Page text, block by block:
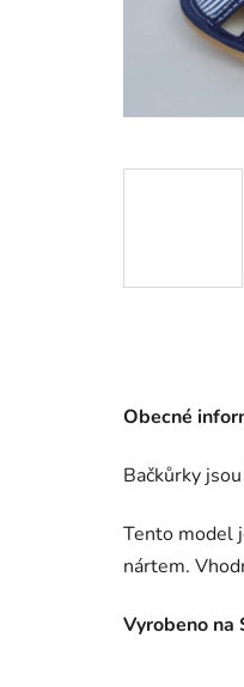
Obecné
Bačkůrky
Tento model
nártem.
Vyrobeno na